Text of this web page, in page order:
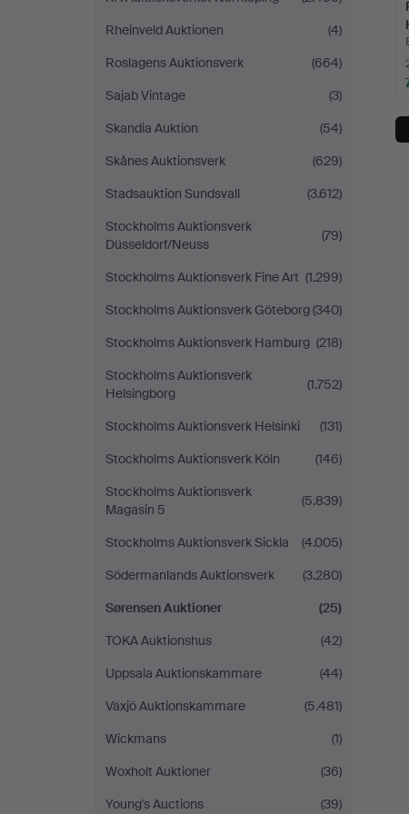
Rheinveld Auktionen
(4)
Roslagens Auktionsverk
(664)
Sajab Vintage
(3)
Skandia Auktion
(54)
Skånes Auktionsverk
(629)
Stadsauktion Sundsvall
(3.612)
Stockholms Auktionsverk
Düsseldorf/Neuss
(79)
Stockholms Auktionsverk Fine Art (1.299)
Stockholms Auktionsverk Göteborg(340)
Stockholms Auktionsverk Hamburg (218)
Stockholms Auktionsverk
Helsingborg
(1.752)
Stockholms Auktionsverk Helsinki
(131)
Stockholms Auktionsverk Köln
(146)
Stockholms Auktionsverk
Magasin 5
(5.839)
Stockholms Auktionsverk Sickla
(4.005)
Södermanlands Auktionsverk
(3.280)
Sørensen Auktioner
(25)
TOKA Auktionshus
(42)
Uppsala Auktionskammare
(44)
Växjö Auktionskammare
(5.481)
Wickmans
(1)
Woxholt Auktioner
(36)
Young's Auctions
(39)